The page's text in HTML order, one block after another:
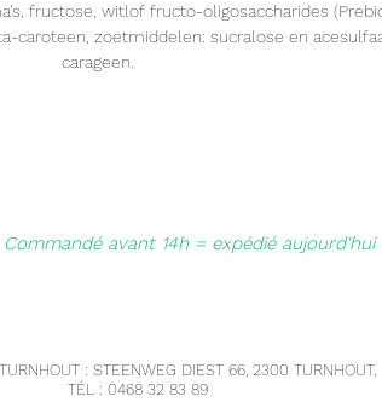
fructose, witlof fructo-oligosaccharides
caroteen, zoetmiddelen: sucralose en
carageen.
Commandé avant 14h = expédié aujourd'hui
: STEENWEG DIEST 66, 2300 TURNHOUT,
TÉL : 0468 32 83 89